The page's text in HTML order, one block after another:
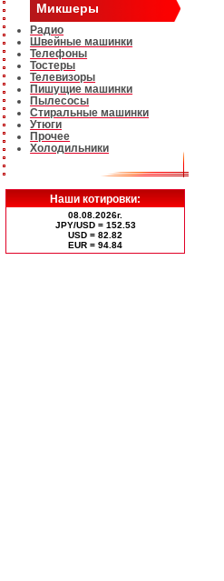
Микшеры
Радио
Швейные машинки
Телефоны
Тостеры
Телевизоры
Пишущие машинки
Пылесосы
Стиральные машинки
Утюги
Прочее
Холодильники
Наши котировки:
08.08.2026г.
JPY/USD = 152.53
USD = 82.82
ЕUR = 94.84